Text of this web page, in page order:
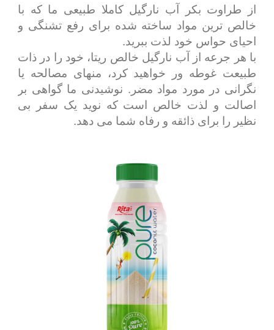
از طراوت بکر آب نارگیل کاملا طبیعی ما که با
خالص ترین مواد ساخته شده برای رفع تشنگی و
احیای حواس خود لذت ببرید.
با هر جرعه از آب نارگیل خالص ریتا، خود را در ذات
طبیعت غوطه ور خواهید کرد، منهای مصالحه یا
نگرانی در مورد مواد مضر. نوشیدنی ما گواهی بر
اصالت و لذت خالص است که نوید یک سفر بی
نظیر را برای ذائقه و رفاه شما می دهد.